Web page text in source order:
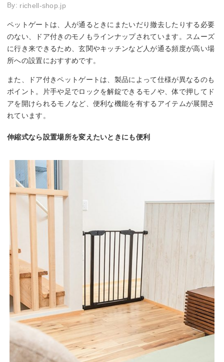
By: richell-shop.jp
ペットゲートは、人が通るときにまたいだり撤去したりする必要
のない、ドア付きのモノもラインナップされています。スムーズ
に行き来できるため、玄関やキッチンなど人が通る頻度が高い場
所への設置におすすめです。
また、ドア付きペットゲートは、製品によって仕様が異なるのも
ポイント。片手や足でロックを解錠できるモノや、体で押してド
アを開けられるモノなど、便利な機能を有するアイテムが展開さ
れています。
伸縮式なら設置場所を変えたいときにも便利